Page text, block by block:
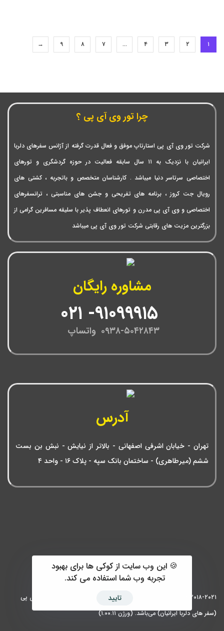
۱ ۲ ۳ ۴ … ۷ ۸ ۹ →
چرا تور وی آی پی ؟
شرکت تور وی آی پی استارتاپ موفق و فعال قدرت گرفته از آژانس سفرهای دلربا
ایرانیان با نزدیک به ۱۱ سال سابقه فعالیت در حوزه گردشگری و تورهای
اختصاصی سرتاسر دنیا میباشد . کارشناسان متخصص و باتجربه ، کشتی های
رویال جت کروز ، برنامه های تفریحی و جشن های مناسبتی ، ترانسفرهای
اختصاصی و وی آی پی مدرن و تورهای انعطاف پذیر با سلیقه مسافرین گرامی از
بزرگترین مزیت های رقابتی شرکت تور وی آی پی میباشد
مشاوره رایگان
۰۹۳۸-۵۰۴۲۸۴۳ واتساپ
آدرس
تهران - خیابان اشرفی اصفهانی - بالاتر از نیایش - نبش بن بست
ششم (میرطاهری) - ساختمان بانک سپه - پلاک ۱۶ - واحد ۴
۲۰۱۸-۲۰۲۱© تمامی حقوق مادی و معنوی این وبسایت متعلق به تور وی آی پی
(سفر های دلربا ایرانیان) می‌باشد. (ورژن ۱.۰۰.۱۱)
🍪 این وب سایت از کوکی ها برای بهبود
تجربه وب شما استفاده می کند.
تایید